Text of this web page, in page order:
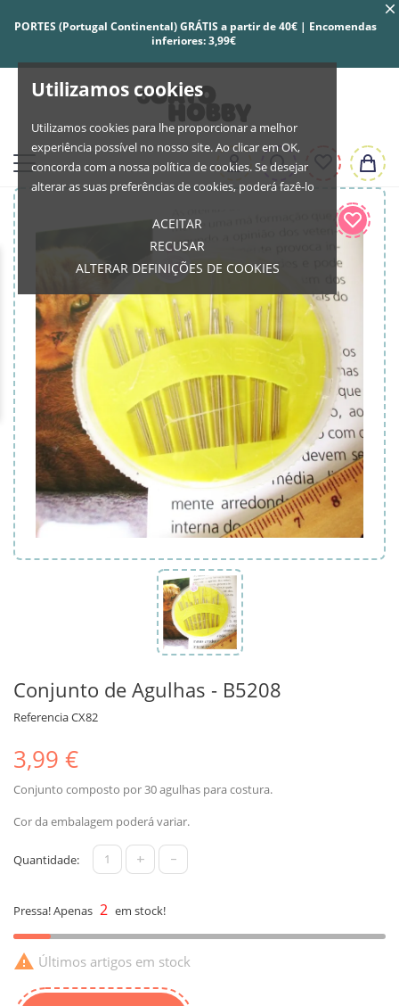
Utilizamos cookies
Utilizamos cookies para lhe proporcionar a melhor
experiência possível no nosso site. Ao clicar em OK,
concorda com a nossa política de cookies. Se desejar
alterar as suas preferências de cookies, poderá fazê-lo
ACEITAR
RECUSAR
ALTERAR DEFINIÇÕES DE COOKIES
PORTES (Portugal Continental) GRÁTIS a partir de 40€ | Encomendas
inferiores: 3,99€
Conjunto de Agulhas - B5208
ReferenciaCX82
3,99 €
Conjunto composto por 30 agulhas para costura.
Cor da embalagem poderá variar.
Quantidade: + -
Pressa! Apenas 2 em stock!
 Últimos artigos em stock